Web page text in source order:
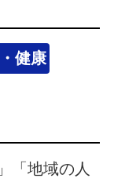
健康
「地域の人